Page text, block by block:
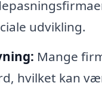
udvikling.
Mange
hvilket kan